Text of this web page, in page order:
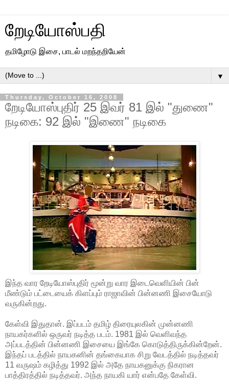
றேடியோஸ்பதி
தமிழோடு இசை, பாடல் மறந்தறியேன்
▼
Thursday, October 16, 2008
றேடியோஸ்புதிர் 25 இவர் 81 இல் "துணை"
நடிகை: 92 இல் "இணை" நடிகை
இந்த வார றேடியோஸ்புதிர் மூன்று வார இடைவெளியின் பின்
மீண்டும் பட்டையைக் கிளப்பும் ராஜாவின் பின்னணி இசையோடு
வருகின்றது.
கேள்வி இதுதான். இப்படம் தமிழ் திரையுலகின் முன்னணி
நாயகர்களில் ஒருவர் நடித்த படம். 1981 இல் வெளிவந்த
அப்படத்தின் பின்னணி இசையை இங்கே கொடுத்திருக்கின்றேன்.
இந்தப் படத்தில் நாயகனின் தங்கையாக சிறு வேடத்தில் நடித்தவர்
11 வருஷம் கழித்து 1992 இல் அதே நாயகனுக்கு நிகரான
பாத்திரத்தில் நடித்தவர். அந்த நாயகி யார் என்பதே கேள்வி.